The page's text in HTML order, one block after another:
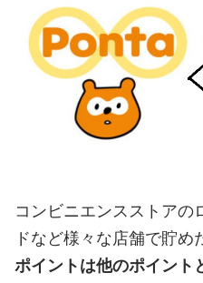
コンビニエンスストアの
ドなど様々な店舗で貯め
ポイントは他のポイント